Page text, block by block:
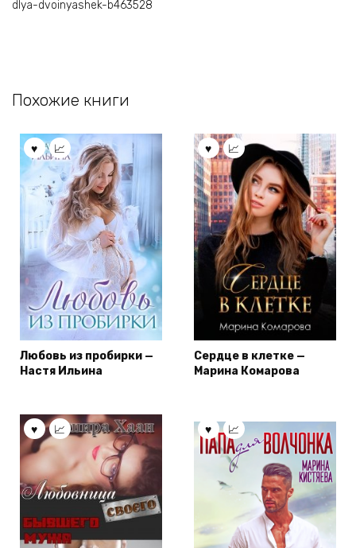
dlya-dvoinyashek-b463528
Похожие книги
Любовь из пробирки —
Настя Ильина
Сердце в клетке —
Марина Комарова